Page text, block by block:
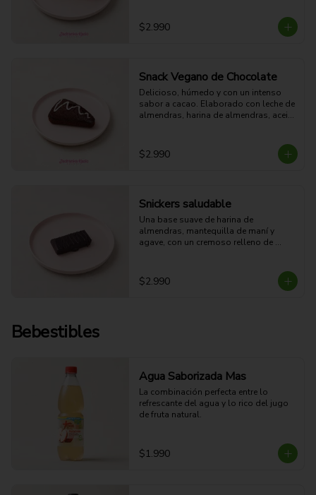
azúcar añadida y elaborado con
ingredientes reales.(62g)
$2.990
Snack Vegano de Chocolate
Delicioso, húmedo y con un intenso
sabor a cacao. Elaborado con leche de
almendras, harina de almendras, aceite
vegana, sustentable y perfecta para
disfrutar un antojo dulce. (62g)
$2.990
Snickers saludable
Una base suave de harina de
almendras, mantequilla de maní y
agave, con un cremoso relleno de
$2.990
Bebestibles
Agua Saborizada Mas
La combinación perfecta entre lo
refrescante del agua y lo rico del jugo
de fruta natural.
$1.990